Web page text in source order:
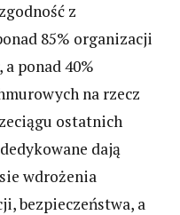
z
85% organizacji
ponad 40%
na rzecz
ostatnich
dają
wdrożenia
bezpieczeństwa, a